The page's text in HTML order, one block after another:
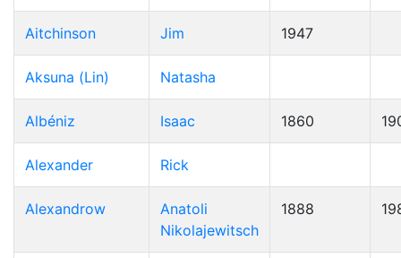
Aitchinson Jim 1947
Aksuna (Lin) Natasha
Albéniz Isaac 1860
Alexander Rick
Alexandrow
Anatoli
Nikolajewitsch
1888